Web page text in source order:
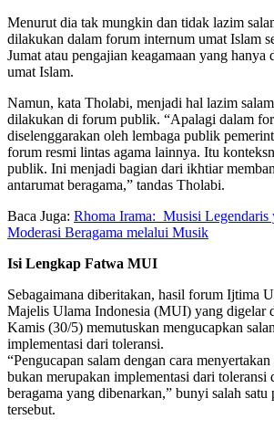
Menurut dia tak mungkin dan tidak lazim
dilakukan dalam forum internum umat Islam
Jumat atau pengajian keagamaan yang
umat Islam.
Namun, kata Tholabi, menjadi hal lazim
dilakukan di forum publik. “Apalagi dalam
diselenggarakan oleh lembaga publik
forum resmi lintas agama lainnya. Itu
publik. Ini menjadi bagian dari ikhtiar
antarumat beragama,” tandas Tholabi.
Baca Juga: Rhoma Irama: Musisi Legendaris
Moderasi Beragama melalui Musik
Isi Lengkap Fatwa MUI
Sebagaimana diberitakan, hasil forum Ijtima
Majelis Ulama Indonesia (MUI) yang digelar
Kamis (30/5) memutuskan mengucapkan
implementasi dari toleransi.
“Pengucapan salam dengan cara
bukan merupakan implementasi dari toleransi
beragama yang dibenarkan,” bunyi salah
tersebut.